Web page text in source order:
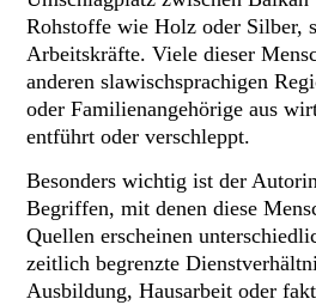
Rohstoffe wie Holz oder Silber,
Arbeitskräfte. Viele dieser
anderen slawischsprachigen
oder Familienangehörige aus
entführt oder verschleppt.
Besonders wichtig ist der
Begriffen, mit denen diese
Quellen erscheinen
zeitlich begrenzte
Ausbildung, Hausarbeit oder